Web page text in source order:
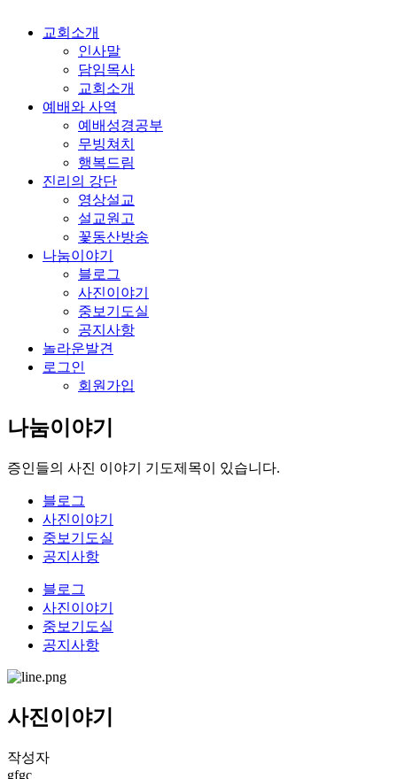
교회소개
인사말
담임목사
교회소개
예배와 사역
예배성경공부
무빙쳐치
행복드림
진리의 강단
영상설교
설교원고
꽃동산방송
나눔이야기
블로그
사진이야기
중보기도실
공지사항
놀라운발견
로그인
회원가입
나눔이야기
증인들의 사진 이야기 기도제목이 있습니다.
블로그
사진이야기
중보기도실
공지사항
블로그
사진이야기
중보기도실
공지사항
사진이야기
작성자
gfgc